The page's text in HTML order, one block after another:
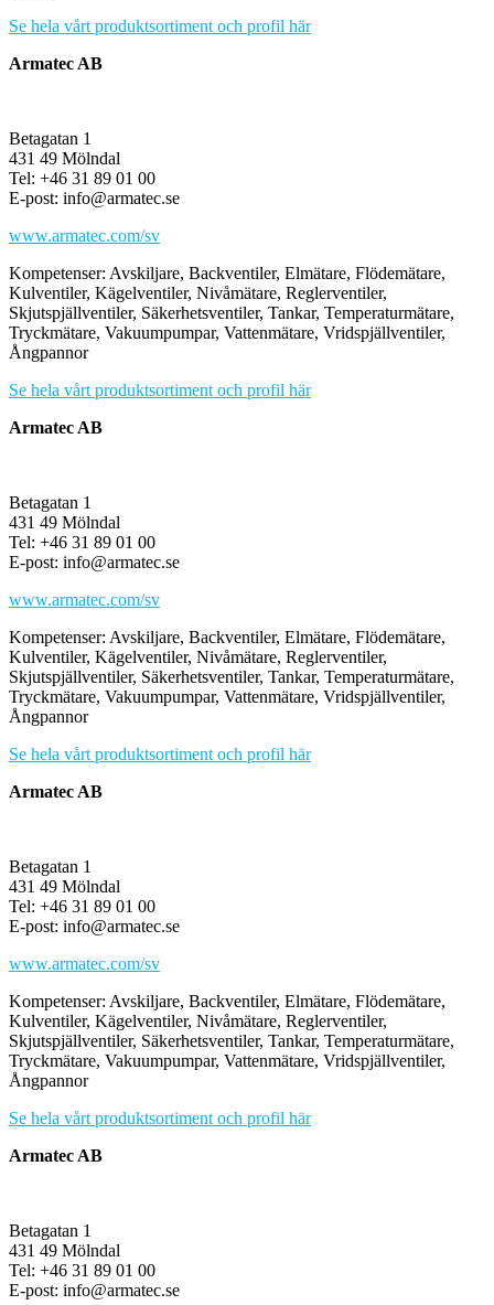
Se hela vårt produktsortiment och profil här
Armatec AB
Betagatan 1
431 49 Mölndal
Tel: +46 31 89 01 00
E-post: info@armatec.se
www.armatec.com/sv
Kompetenser: Avskiljare, Backventiler, Elmätare, Flödemätare,
Kulventiler, Kägelventiler, Nivåmätare, Reglerventiler,
Skjutspjällventiler, Säkerhetsventiler, Tankar, Temperaturmätare,
Tryckmätare, Vakuumpumpar, Vattenmätare, Vridspjällventiler,
Ångpannor
Se hela vårt produktsortiment och profil här
Armatec AB
Betagatan 1
431 49 Mölndal
Tel: +46 31 89 01 00
E-post: info@armatec.se
www.armatec.com/sv
Kompetenser: Avskiljare, Backventiler, Elmätare, Flödemätare,
Kulventiler, Kägelventiler, Nivåmätare, Reglerventiler,
Skjutspjällventiler, Säkerhetsventiler, Tankar, Temperaturmätare,
Tryckmätare, Vakuumpumpar, Vattenmätare, Vridspjällventiler,
Ångpannor
Se hela vårt produktsortiment och profil här
Armatec AB
Betagatan 1
431 49 Mölndal
Tel: +46 31 89 01 00
E-post: info@armatec.se
www.armatec.com/sv
Kompetenser: Avskiljare, Backventiler, Elmätare, Flödemätare,
Kulventiler, Kägelventiler, Nivåmätare, Reglerventiler,
Skjutspjällventiler, Säkerhetsventiler, Tankar, Temperaturmätare,
Tryckmätare, Vakuumpumpar, Vattenmätare, Vridspjällventiler,
Ångpannor
Se hela vårt produktsortiment och profil här
Armatec AB
Betagatan 1
431 49 Mölndal
Tel: +46 31 89 01 00
E-post: info@armatec.se